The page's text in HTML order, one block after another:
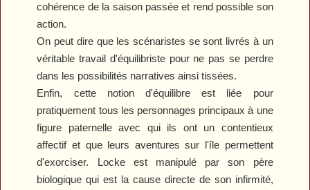
cohérence de la saison passée et rend possible son
action.
On peut dire que les scénaristes se sont livrés à un
véritable travail d'équilibriste pour ne pas se perdre
dans les possibilités narratives ainsi tissées.
Enfin, cette notion d'équilibre est liée pour
pratiquement tous les personnages principaux à une
figure paternelle avec qui ils ont un contentieux
affectif et que leurs aventures sur l'île permettent
d'exorciser. Locke est manipulé par son père
biologique qui est la cause directe de son infirmité,